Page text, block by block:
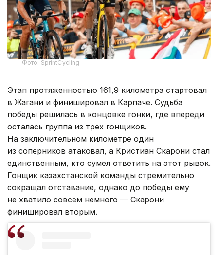
Фото: SprintCycling
Этап протяженностью 161,9 километра стартовал
в Жагани и финишировал в Карпаче. Судьба
победы решилась в концовке гонки, где впереди
осталась группа из трех гонщиков.
На заключительном километре один
из соперников атаковал, а Кристиан Скарони стал
единственным, кто сумел ответить на этот рывок.
Гонщик казахстанской команды стремительно
сокращал отставание, однако до победы ему
не хватило совсем немного — Скарони
финишировал вторым.